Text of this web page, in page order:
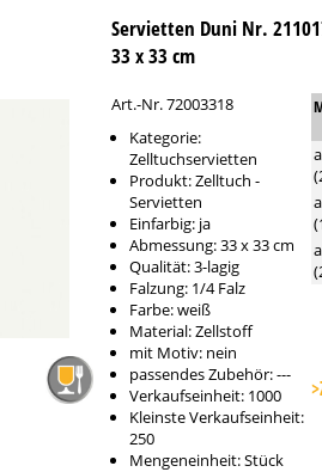
Servietten Duni Nr.
33 x 33 cm
Art.-Nr. 72003318
Kategorie:
Zelltuchservietten
Produkt: Zelltuch -
Servietten
Einfarbig: ja
Abmessung: 33 x 33 cm
Qualität: 3-lagig
Falzung: 1/4 Falz
Farbe: weiß
Material: Zellstoff
mit Motiv: nein
passendes Zubehör: ---
Verkaufseinheit: 1000
Kleinste Verkaufseinheit:
250
Mengeneinheit: Stück